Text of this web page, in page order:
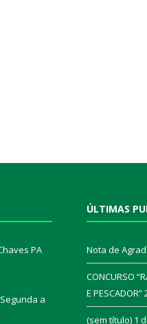
PA
a
ÚLTIMAS
Nota de
CONCURSO
E PESCADOR”
(sem título) 1